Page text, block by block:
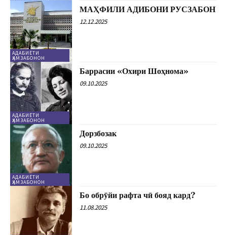
АДАБИЁТИ
ҲАМЗАБОНОН
МАҲФИЛИ АДИБОНИ РУСЗАБОН
12.12.2025
АДАБИЁТИ
ҲАМЗАБОНОН
Баррасии «Охири Шоҳнома»
09.10.2025
АДАБИЁТИ
ҲАМЗАБОНОН
Дорзбозак
09.10.2025
Бо обрӯйи рафта чӣ бояд кард?
11.08.2025